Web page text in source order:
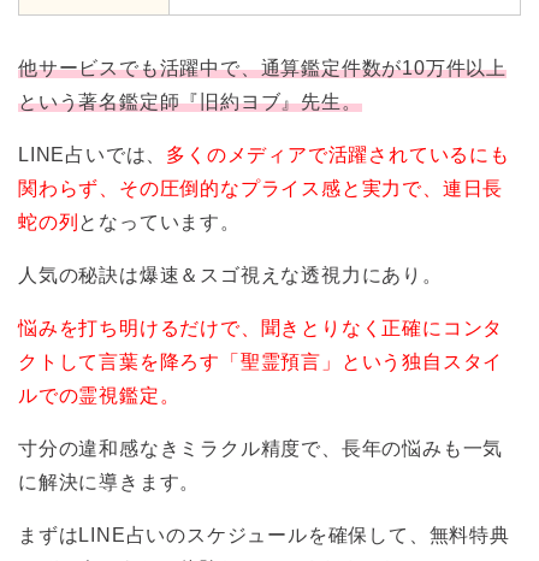
他サービスでも活躍中で、通算鑑定件数が10万件以上
という著名鑑定師『旧約ヨブ』先生。
LINE占いでは、 多くのメディアで活躍されているにも
関わらず、その圧倒的なプライス感と実力で、連日長
蛇の列 となっています。
人気の秘訣は爆速＆スゴ視えな透視力にあり。
悩みを打ち明けるだけで、聞きとりなく正確にコンタ
クトして言葉を降ろす「聖霊預言」という独自スタイ
ルでの霊視鑑定。
寸分の違和感なきミラクル精度で、長年の悩みも一気
に解決に導きます。
まずはLINE占いのスケジュールを確保して、無料特典